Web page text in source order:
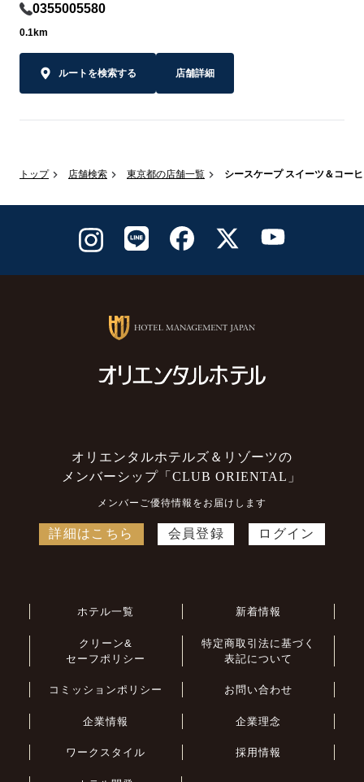
トップ 店舗検索 東京都の店舗一覧 シースケープ スイーツ＆コー
0355005580
0.1km
ルートを検索する 店舗詳細
オリエンタルホテルズ＆リゾーツの
メンバーシップ「CLUB ORIENTAL」
メンバーご優待情報をお届けします
詳細はこちら 会員登録 ログイン
ホテル一覧 新着情報
クリーン&
セーフポリシー
特定商取引法に基づく
表記について
コミッションポリシー お問い合わせ
企業情報 企業理念
ワークスタイル 採用情報